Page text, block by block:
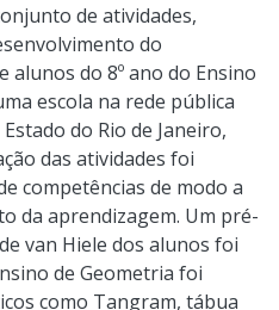
de atividades,
do
do 8º ano do Ensino
escola na rede pública
do Rio de Janeiro,
das atividades foi
competências de modo a
da aprendizagem. Um pré-
van Hiele dos alunos foi
de Geometria foi
como Tangram, tábua